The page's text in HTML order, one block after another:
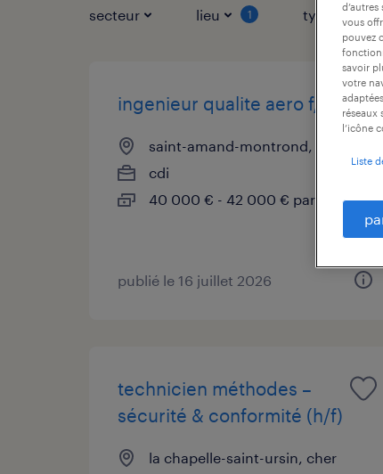
secteur lieu 1 type de
ingenieur qualite aero f/h
saint-amand-montrond, cher
cdi
40 000 € - 42 000 € par année
publié le 16 juillet 2026
technicien méthodes –
sécurité & conformité (h/f)
la chapelle-saint-ursin, cher
vous
pouvez
savoir
votre
réseaux
l’icône
Liste